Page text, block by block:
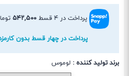
پرداخت در ۴ قسط ۵۴۲,۵۰۰
پرداخت در چهار قسط بدون
برند تولید کننده : لوموس